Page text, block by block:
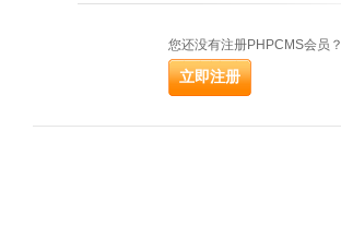
您还没有注册PHPCMS会员？